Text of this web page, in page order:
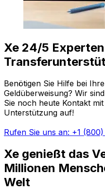
Xe 24/5
Benötigen Sie Hilfe bei
Geldüberweisung? Wir
Sie noch heute Kontakt
Unterstützung auf!
Rufen Sie uns an: +1
Xe genießt das
Millionen
Welt